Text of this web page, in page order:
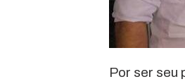
Por ser seu